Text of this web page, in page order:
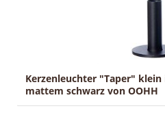
Kerzenleuchter "Taper" klein
mattem schwarz von OOHH